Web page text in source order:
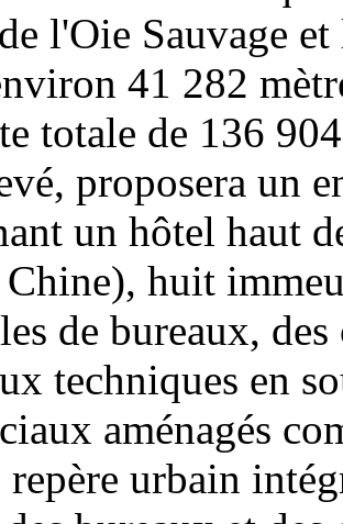
l'Oie Sauvage
41 282
totale de 136
proposera un
un hôtel haut
huit
de bureaux, des
techniques en
aménagés
urbain